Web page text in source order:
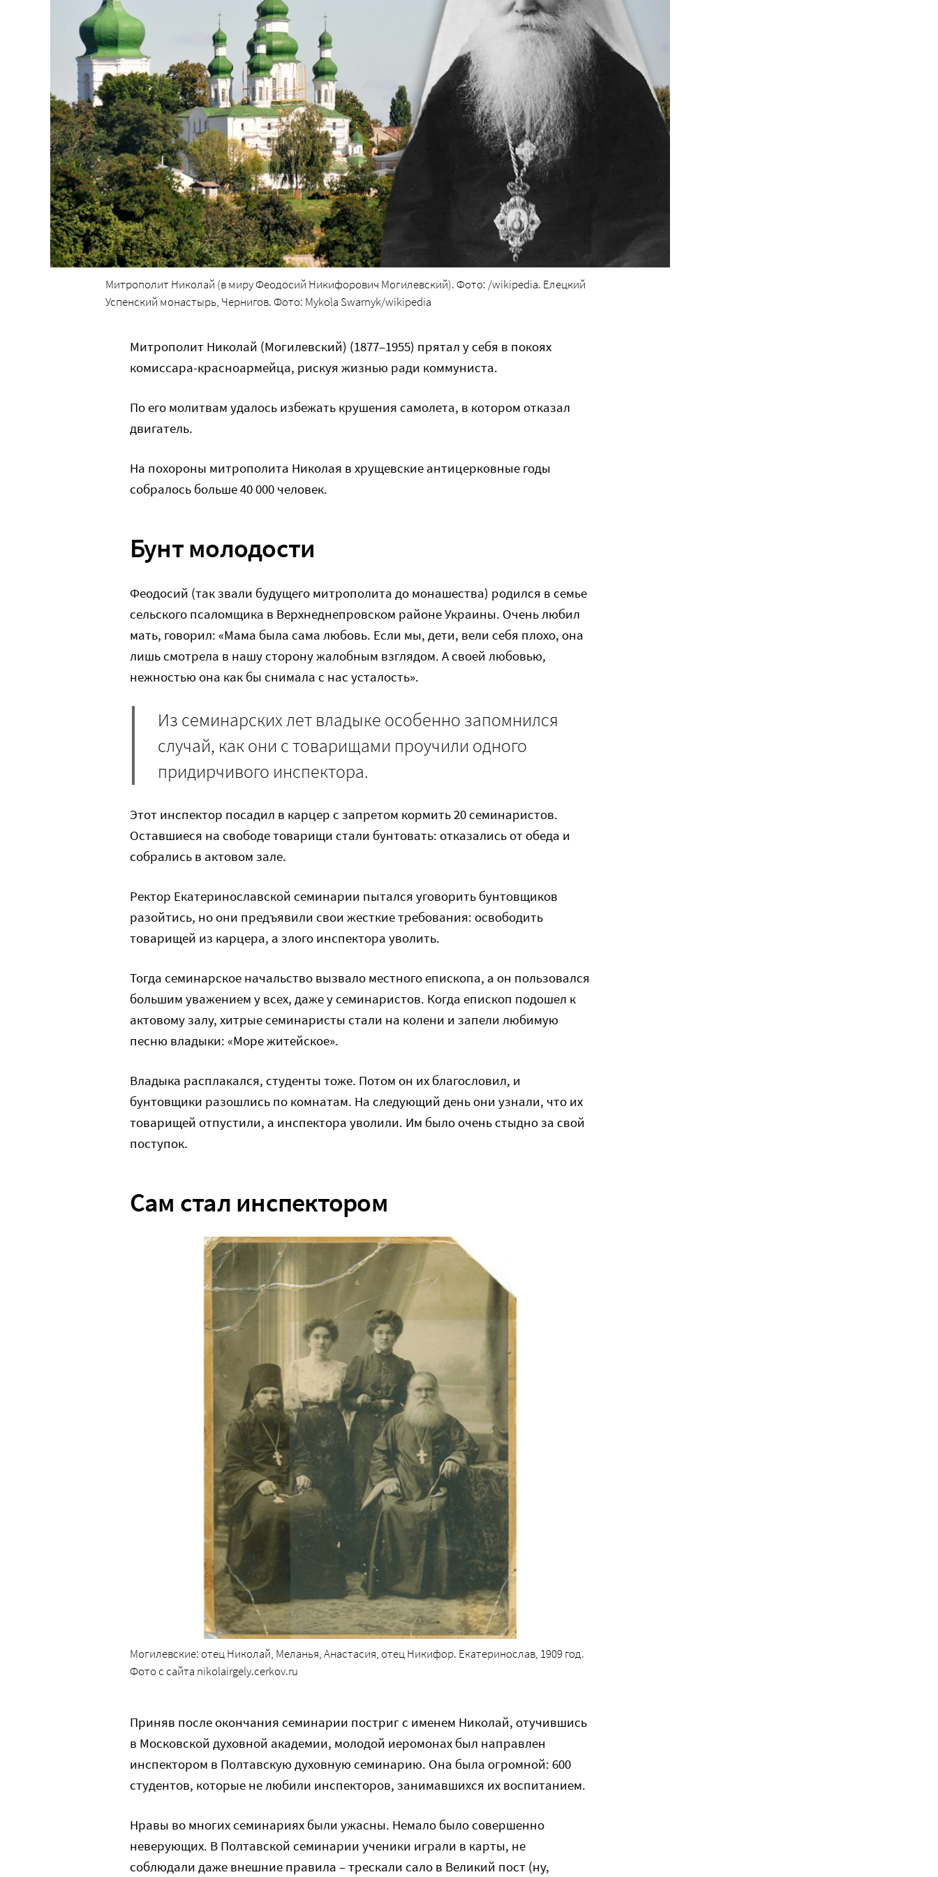
Митрополит Николай (в миру Феодосий Никифорович Могилевский). Фото: /wikipedia. Елецкий
Успенский монастырь, Чернигов. Фото: Mykola Swarnyk/wikipedia
Митрополит Николай (Могилевский) (1877–1955) прятал у себя в покоях
комиссара-красноармейца, рискуя жизнью ради коммуниста.
По его молитвам удалось избежать крушения самолета, в котором отказал
двигатель.
На похороны митрополита Николая в хрущевские антицерковные годы
собралось больше 40 000 человек.
Бунт молодости
Феодосий (так звали будущего митрополита до монашества) родился в семье
сельского псаломщика в Верхнеднепровском районе Украины. Очень любил
мать, говорил: «Мама была сама любовь. Если мы, дети, вели себя плохо, она
лишь смотрела в нашу сторону жалобным взглядом. А своей любовью,
нежностью она как бы снимала с нас усталость».
Из семинарских лет владыке особенно запомнился
случай, как они с товарищами проучили одного
придирчивого инспектора.
Этот инспектор посадил в карцер с запретом кормить 20 семинаристов.
Оставшиеся на свободе товарищи стали бунтовать: отказались от обеда и
собрались в актовом зале.
Ректор Екатеринославской семинарии пытался уговорить бунтовщиков
разойтись, но они предъявили свои жесткие требования: освободить
товарищей из карцера, а злого инспектора уволить.
Тогда семинарское начальство вызвало местного епископа, а он пользовался
большим уважением у всех, даже у семинаристов. Когда епископ подошел к
актовому залу, хитрые семинаристы стали на колени и запели любимую
песню владыки: «Море житейское».
Владыка расплакался, студенты тоже. Потом он их благословил, и
бунтовщики разошлись по комнатам. На следующий день они узнали, что их
товарищей отпустили, а инспектора уволили. Им было очень стыдно за свой
поступок.
Сам стал инспектором
Могилевские: отец Николай, Меланья, Анастасия, отец Никифор. Екатеринослав, 1909 год.
Фото с сайта nikolairgely.cerkov.ru
Приняв после окончания семинарии постриг с именем Николай, отучившись
в Московской духовной академии, молодой иеромонах был направлен
инспектором в Полтавскую духовную семинарию. Она была огромной: 600
студентов, которые не любили инспекторов, занимавшихся их воспитанием.
Нравы во многих семинариях были ужасны. Немало было совершенно
неверующих. В Полтавской семинарии ученики играли в карты, не
соблюдали даже внешние правила – трескали сало в Великий пост (ну,